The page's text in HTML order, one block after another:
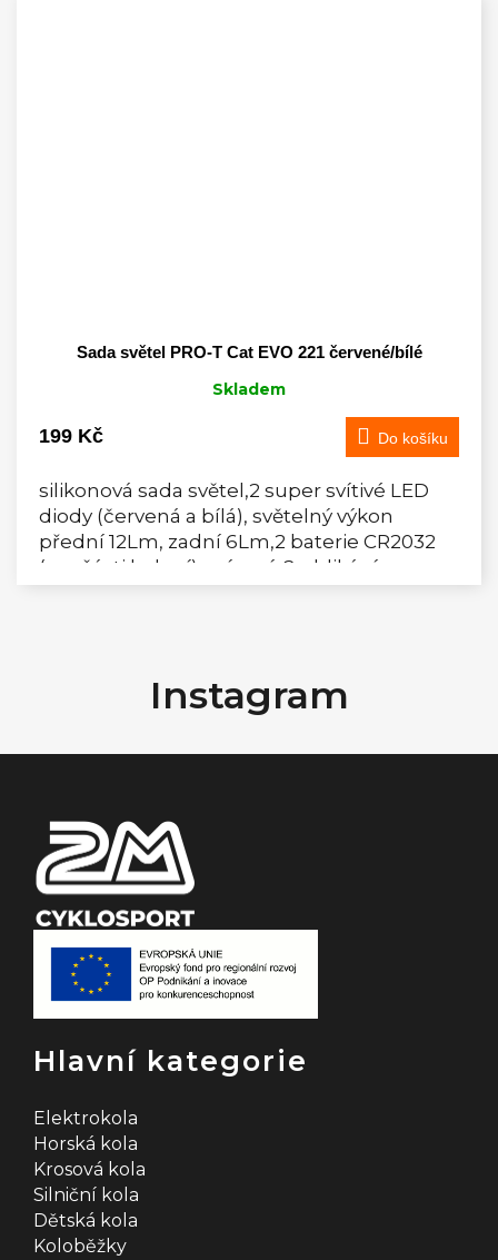
Sada světel PRO-T Cat EVO 221 červené/bílé
Skladem
199 Kč Do košíku
silikonová sada světel,2 super svítivé LED
diody (červená a bílá), světelný výkon
přední 12Lm, zadní 6Lm,2 baterie CR2032
(součásti balení), svícení, 2 x blikání,
voděodolné,...
t
Instagram
Hlavní kategorie
Elektrokola
Horská kola
Krosová kola
Silniční kola
Dětská kola
Koloběžky